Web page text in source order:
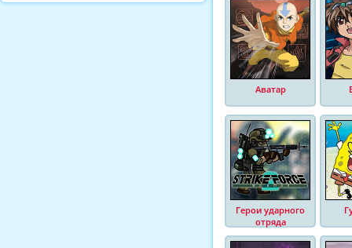
Аватар
Герои ударного
отряда